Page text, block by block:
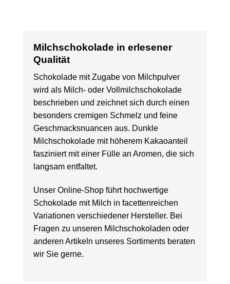
Milchschokolade in erlesener
Qualität
Schokolade mit Zugabe von Milchpulver
wird als Milch- oder Vollmilchschokolade
beschrieben und zeichnet sich durch einen
besonders cremigen Schmelz und feine
Geschmacksnuancen aus. Dunkle
Milchschokolade mit höherem Kakaoanteil
fasziniert mit einer Fülle an Aromen, die sich
langsam entfaltet.
Unser Online-Shop führt hochwertige
Schokolade mit Milch in facettenreichen
Variationen verschiedener Hersteller. Bei
Fragen zu unseren Milchschokoladen oder
anderen Artikeln unseres Sortiments beraten
wir Sie gerne.